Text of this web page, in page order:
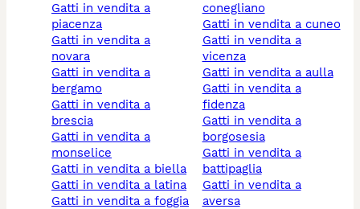
gatti in vendita a
piacenza
gatti in vendita a
novara
gatti in vendita a
bergamo
gatti in vendita a
brescia
gatti in vendita a
monselice
gatti in vendita a biella
gatti in vendita a latina
gatti in vendita a foggia
conegliano
gatti in vendita a cuneo
gatti in vendita a
vicenza
gatti in vendita a aulla
gatti in vendita a
fidenza
gatti in vendita a
borgosesia
gatti in vendita a
battipaglia
gatti in vendita a
aversa